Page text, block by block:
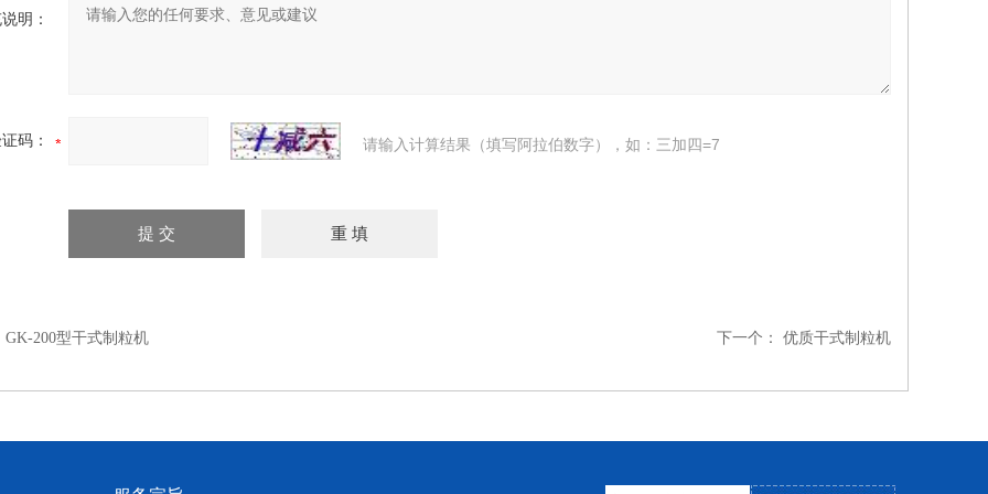
明：
码： 请输入计算结果（填写阿拉伯数字），如：三加四=7
GK-200型干式制粒机 下一个： 优质干式制粒机